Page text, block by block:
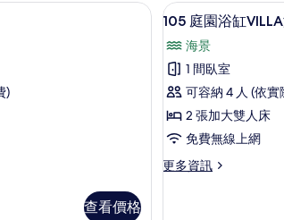
寢具、羽絨被、Tempur-Pedic 床墊、免費迷你吧
)
查看價格
顯
105
庭
園
浴
缸
VILLA
12
105 庭園浴缸
海景
1 間臥室
可容納 4 人 (依
2 張加大雙人床
免費無線上網
更多資訊
更